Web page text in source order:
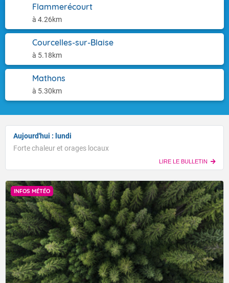
Flammerécourt
à 4.26km
Courcelles-sur-Blaise
à 5.18km
Mathons
à 5.30km
Aujourd'hui : lundi
Forte chaleur et orages locaux
LIRE LE BULLETIN
INFOS MÉTÉO